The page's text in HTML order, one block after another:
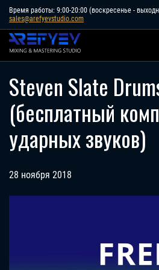
Skip
content
Время работы: 9:00-20:00 (воскресенье -
sales@arefyevstudio.com
Steven Slate
(бесплатный
ударных звуков)
28 ноября 2018